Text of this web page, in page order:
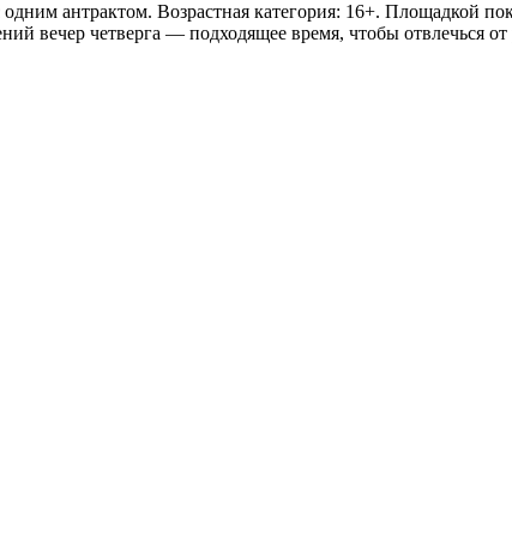
антрактом. Возрастная категория: 16+. Площадкой
вечер четверга — подходящее время, чтобы